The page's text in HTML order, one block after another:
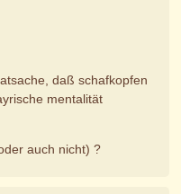
daß schafkopfen
mentalität
auch nicht) ?